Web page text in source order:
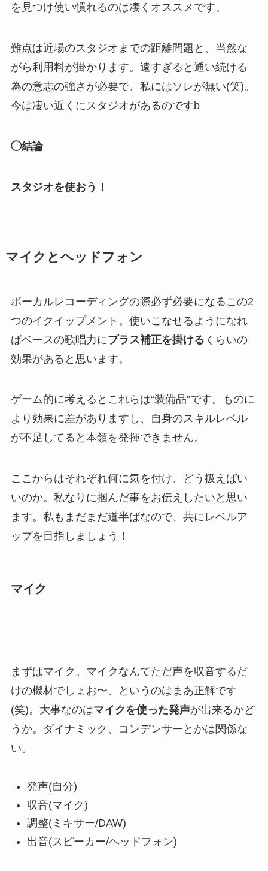
を見つけ使い慣れるのは凄くオススメです。
難点は近場のスタジオまでの距離問題と、当然な
がら利用料が掛かります。遠すぎると通い続ける
為の意志の強さが必要で、私にはソレが無い(笑)。
今は凄い近くにスタジオがあるのですb
◯結論
スタジオを使おう！
マイクとヘッドフォン
ボーカルレコーディングの際必ず必要になるこの2
つのイクイップメント。使いこなせるようになれ
ばベースの歌唱力にプラス補正を掛ける くらいの
効果があると思います。
ゲーム的に考えるとこれらは“装備品”です。ものに
より効果に差がありますし、自身のスキルレベル
が不足してると本領を発揮できません。
ここからはそれぞれ何に気を付け、どう扱えばい
いのか。私なりに掴んだ事をお伝えしたいと思い
ます。私もまだまだ道半ばなので、共にレベルア
ップを目指しましょう！
マイク
まずはマイク。マイクなんてただ声を収音するだ
けの機材でしょお〜、というのはまあ正解です
(笑)。大事なのはマイクを使った発声が出来るかど
うか。ダイナミック、コンデンサーとかは関係な
い。
発声(自分)
収音(マイク)
調整(ミキサー/DAW)
出音(スピーカー/ヘッドフォン)